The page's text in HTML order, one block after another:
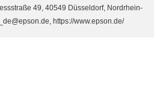
49, 40549 Düsseldorf, Nordrhein-
https://www.epson.de/